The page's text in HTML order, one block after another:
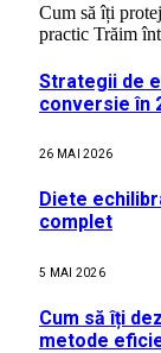
Cum să îți
practic Trăim
Strategii de
conversie în
26 MAI 2026
Diete
complet
5 MAI 2026
Cum să îți
metode